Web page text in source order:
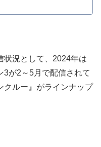
状況として、2024年は
3が2～5月で配信されて
クルー』がラインナップ